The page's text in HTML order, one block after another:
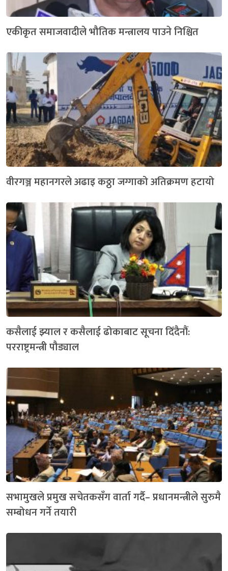
एकीकृत समाजवादीले भौतिक मन्त्रालय पाउने निश्चित
वीरगञ्ज महानगरले अढाइ कठ्ठा जग्गाको अतिक्रमण हटायो
कसैलाई झ्याल र कसैलाई ढोकाबाट सूचना दिँदैनौं:
परराष्ट्रमन्त्री पौड्याल
सभामुखले प्रमुख सचेतकसँग वार्ता गर्दै– प्रधानमन्त्रीले सुरुमै
सम्बोधन गर्ने तयारी